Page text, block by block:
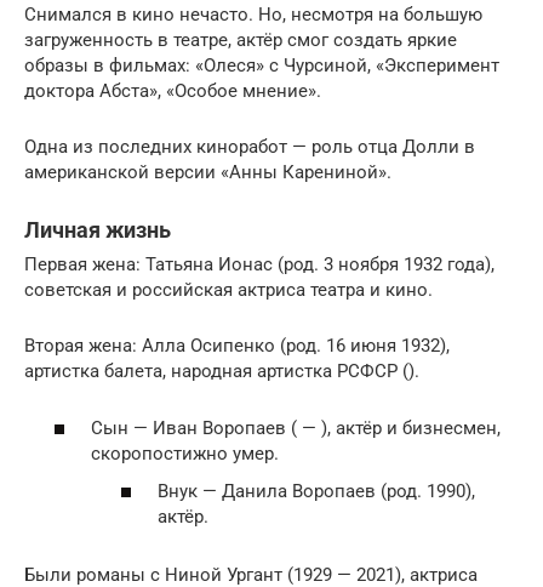
Снимался в кино нечасто. Но, несмотря на большую
загруженность в театре, актёр смог создать яркие
образы в фильмах: «Олеся» с Чурсиной, «Эксперимент
доктора Абста», «Особое мнение».
Одна из последних киноработ — роль отца Долли в
американской версии «Анны Карениной».
Личная жизнь
Первая жена: Татьяна Ионас (род. 3 ноября 1932 года),
советская и российская актриса театра и кино.
Вторая жена: Алла Осипенко (род. 16 июня 1932),
артистка балета, народная артистка РСФСР ().
Сын — Иван Воропаев ( — ), актёр и бизнесмен,
скоропостижно умер.
Внук — Данила Воропаев (род. 1990),
актёр.
Были романы с Ниной Ургант (1929 — 2021), актриса